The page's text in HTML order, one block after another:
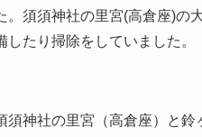
。須須神社の里宮(高倉座)の
たり掃除をしていました。
須神社の里宮（高倉座）と